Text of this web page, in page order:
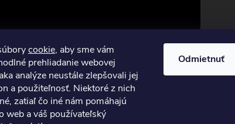
cookie, aby sme vám
prehliadanie webovej
analýze neustále zlepšovali jej
a použiteľnosť. Niektoré z nich
zatiaľ čo iné nám pomáhajú
web a váš používateľský
Odmietnuť